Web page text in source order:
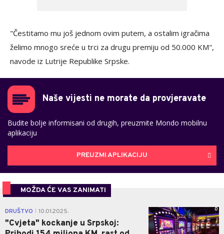
"Čestitamo mu još jednom ovim putem, a ostalim igračima
želimo mnogo sreće u trci za drugu premiju od 50.000 KM",
navode iz Lutrije Republike Srpske.
Naše vijesti ne morate da provjeravate
Budite bolje informisani od drugih, preuzmite Mondo mobilnu
aplikaciju
PREUZMI APLIKACIJU
MOŽDA ĆE VAS ZANIMATI
DRUŠTVO 10.01.2025.
"Cvjeta" kockanje u Srpskoj:
0